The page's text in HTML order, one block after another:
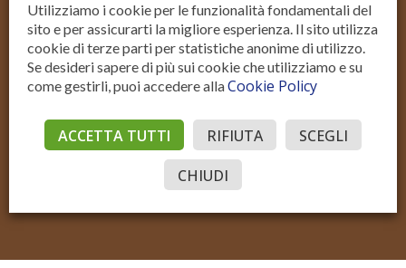
Residenziale VenditaResidenziale AffittoCommerciale Vendita
Accedi© Sotto il Cielo della ToscanaP.IVA IT02206970515
Sito realizzato con Domyno Accelerator
Utilizziamo i cookie per le funzionalità fondamentali del
sito e per assicurarti la migliore esperienza. Il sito utilizza
cookie di terze parti per statistiche anonime di utilizzo.
Se desideri sapere di più sui cookie che utilizziamo e su
come gestirli, puoi accedere allaCookie Policy
ACCETTA TUTTI RIFIUTA
SCEGLI
CHIUDI